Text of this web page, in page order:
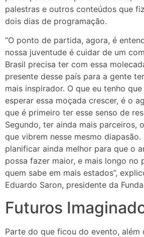
palestras e outros conteúdos que
dois dias de programação.
“O ponto de partida, agora, é
nossa juventude é cuidar de um
Brasil precisa ter com essa
presente desse país para a gente
mais inspirador. O que eu tenho
esperar essa moçada crescer, é o
que é primeiro ter esse senso de
Segundo, ter ainda mais parceiros,
que vibrem nesse mesmo
planificar ainda melhor para que o
possa fazer maior, e mais longo no
quem sabe em mais estados”,
Eduardo Saron, presidente da
Futuros
Parte do que ficou do evento, além